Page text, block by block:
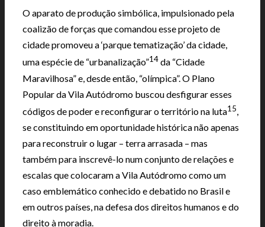
O aparato de produção simbólica, impulsionado pela
coalizão de forças que comandou esse projeto de
cidade promoveu a ‘parque tematização’ da cidade,
uma espécie de “urbanalização”14da “Cidade
Maravilhosa” e, desde então, “olímpica”. O Plano
Popular da Vila Autódromo buscou desfigurar esses
códigos de poder e reconfigurar o território na luta15,
se constituindo em oportunidade histórica não apenas
para reconstruir o lugar – terra arrasada – mas
também para inscrevê-lo num conjunto de relações e
escalas que colocaram a Vila Autódromo como um
caso emblemático conhecido e debatido no Brasil e
em outros países, na defesa dos direitos humanos e do
direito à moradia.